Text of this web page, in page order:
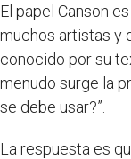
El papel Canson
muchos artistas y
conocido por su
menudo surge la
se debe usar?”.
La respuesta es